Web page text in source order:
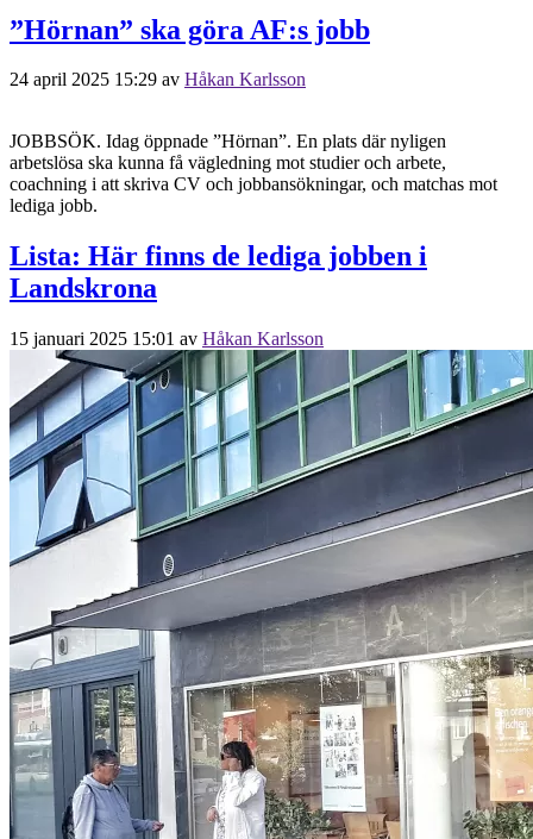
”Hörnan” ska göra AF:s jobb
24 april 2025 15:29 av Håkan Karlsson
JOBBSÖK. Idag öppnade ”Hörnan”. En plats där nyligen
arbetslösa ska kunna få vägledning mot studier och arbete,
coachning i att skriva CV och jobbansökningar, och matchas mot
lediga jobb.
Lista: Här finns de lediga jobben i
Landskrona
15 januari 2025 15:01 av Håkan Karlsson